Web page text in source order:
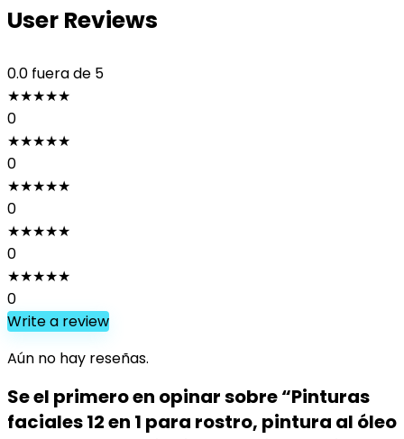
User Reviews
0.0 fuera de 5
★★★★★
0
★★★★★
0
★★★★★
0
★★★★★
0
★★★★★
0
Write a review
Aún no hay reseñas.
Se el primero en opinar sobre “Pinturas
faciales 12 en 1 para rostro, pintura al óleo